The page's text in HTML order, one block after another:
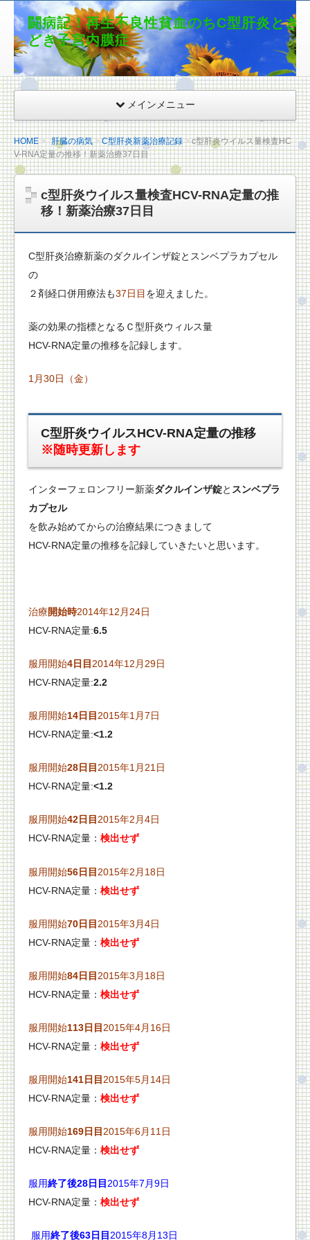
闘病記！再生不良性貧血のちC型肝炎とき
どき子宮内膜症
メインメニュー
HOME 肝臓の病気 C型肝炎新薬治療記録
c型肝炎ウイルス量検査HC
V-RNA定量の推移！新薬治療37日目
c型肝炎ウイルス量検査HCV-RNA定量の推
移！新薬治療37日目
C型肝炎治療新薬のダクルインザ錠とスンベプラカプセル
の
２剤経口併用療法も37日目 を迎えました。
薬の効果の指標となるＣ型肝炎ウィルス量
HCV-RNA定量の推移を記録します。
1月30日（金）
C型肝炎ウイルスHCV-RNA定量の推移
※随時更新します
インターフェロンフリー新薬ダクルインザ錠と スンベプラ
カプセル
を飲み始めてからの治療結果につきまして
HCV-RNA定量の推移を記録していきたいと思います。
治療開始時2014年12月24日
HCV-RNA定量:6.5
服用開始4日目2014年12月29日
HCV-RNA定量:2.2
服用開始14日目2015年1月7日
HCV-RNA定量:<1.2
服用開始28日目2015年1月21日
HCV-RNA定量:<1.2
服用開始42日目2015年2月4日
HCV-RNA定量： 検出せず
服用開始56日目2015年2月18日
HCV-RNA定量： 検出せず
服用開始70日目2015年3月4日
HCV-RNA定量： 検出せず
服用開始84日目 2015年3月18日
HCV-RNA定量： 検出せず
服用開始113日目 2015年4月16日
HCV-RNA定量： 検出せず
服用開始141日目 2015年5月14日
HCV-RNA定量： 検出せず
服用開始169日目 2015年6月11日
HCV-RNA定量： 検出せず
服用終了後28日目 2015年7月9日
HCV-RNA定量： 検出せず
服用終了後63日目 2015年8月13日